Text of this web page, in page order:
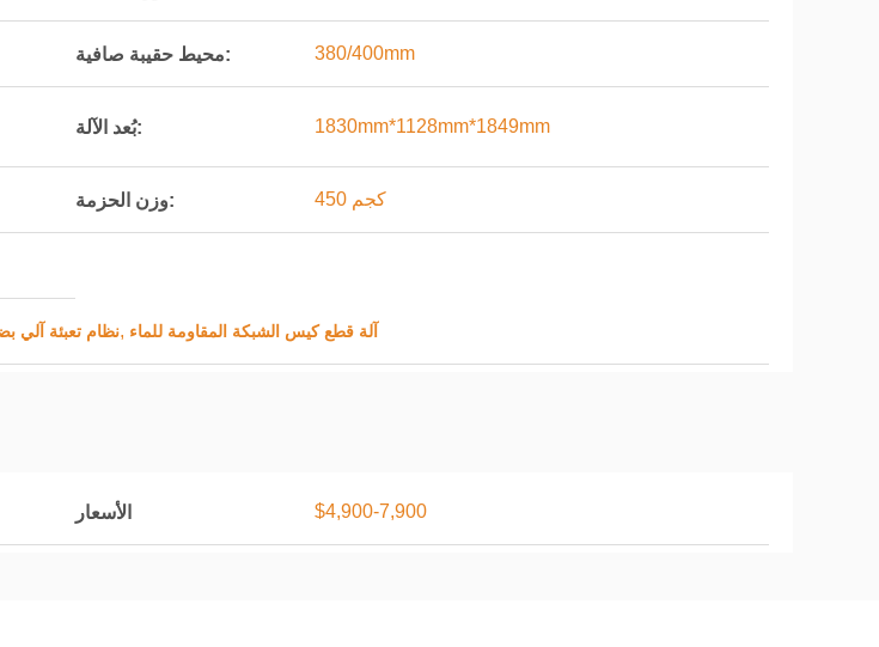
محيط حقيبة صافية: 380/400mm
بُعد الآلة: 1830mm*1128mm*1849mm
وزن الحزمة: 450 كجم
نظام تعبئة آلي, آلة قطع كيس الشبكة المقاومة للماء
الأسعار $4,900-7,900